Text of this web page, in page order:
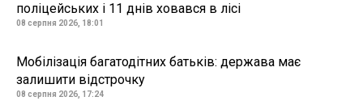
поліцейських і 11 днів ховався в лісі
08 серпня 2026, 18:01
Мобілізація багатодітних батьків: держава має
залишити відстрочку
08 серпня 2026, 17:24